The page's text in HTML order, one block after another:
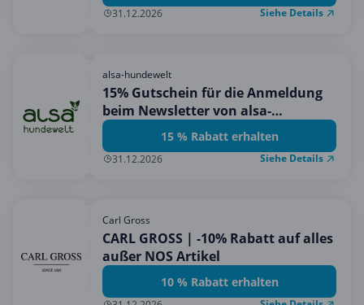
31.12.2026 Siehe Details
alsa-hundewelt
15% Gutschein für die Anmeldung
beim Newsletter von alsa-
hundewelt!15 % Rabatt erhalten
31.12.2026 Siehe Details
Carl Gross
CARL GROSS | -10% Rabatt auf alles
außer NOS Artikel
10 % Rabatt erhalten